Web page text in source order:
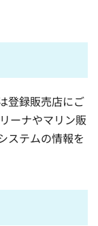
登録販売店にご
ーナやマリン販
ステムの情報を